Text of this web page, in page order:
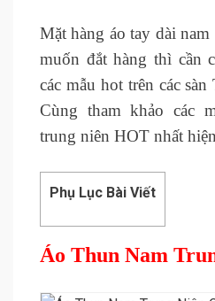
Mặt hàng áo tay dài
muốn đắt hàng thì cần
các mẫu hot trên các
Cùng tham khảo các
trung niên HOT nhất
Phụ Lục Bài Viết
Áo Thun Nam